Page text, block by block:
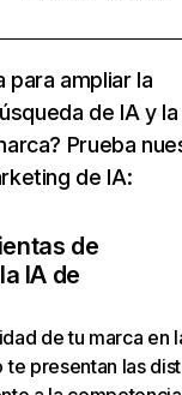
para ampliar la
de IA y la
Prueba
de IA:
de
IA de
de tu marca en
te presentan las